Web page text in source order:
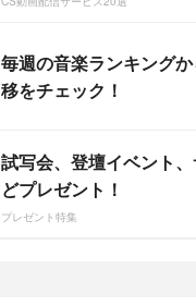
毎週の音楽ランキング
移をチェック！
試写会、登壇イベント
どプレゼント！
プレゼント特集